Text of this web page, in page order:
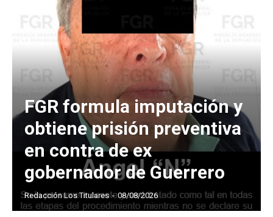
FGR formula imputación y
obtiene prisión preventiva
en contra de ex
gobernador de Guerrero
Redacción Los Titulares - 08/08/2026